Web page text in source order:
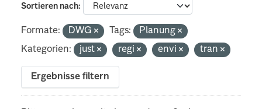
Sortieren nach
Formate: DWG Tags:
Planung
Kategorien:
just regi envi tran
Ergebnisse filtern